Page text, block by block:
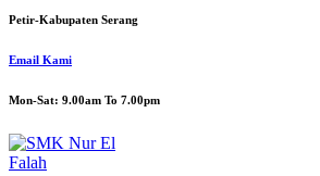
Petir-Kabupaten Serang
Email Kami
Mon-Sat: 9.00am To 7.00pm